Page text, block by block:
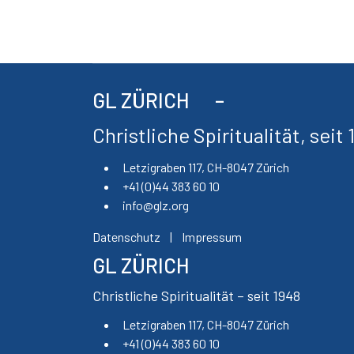
GL ZÜRICH
Christliche Spiritualität, seit
Letzigraben 117, CH-8047 Zürich
+41 (0)44 383 60 10
info@glz.org
Datenschutz | Impressum
GL ZÜRICH
Christliche Spiritualität – seit 1948
Letzigraben 117, CH-8047 Zürich
+41 (0)44 383 60 10